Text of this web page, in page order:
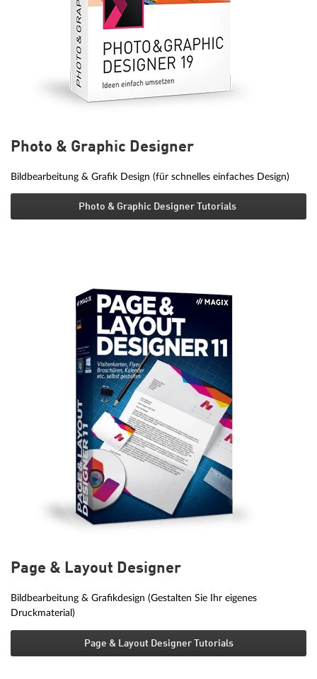
Photo & Graphic Designer
Bildbearbeitung & Grafik Design (für schnelles einfaches Design)
Photo & Graphic Designer Tutorials
Page & Layout Designer
Bildbearbeitung & Grafikdesign (Gestalten Sie Ihr eigenes
Druckmaterial)
Page & Layout Designer Tutorials